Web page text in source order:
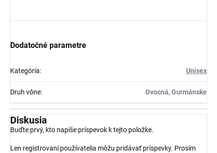
Dodatočné parametre
Kategória: Unisex
Druh vône: Ovocná, Gurmánske
Diskusia
Buďte prvý, kto napíše príspevok k tejto položke.
Len registrovaní používatelia môžu pridávať príspevky. Prosím